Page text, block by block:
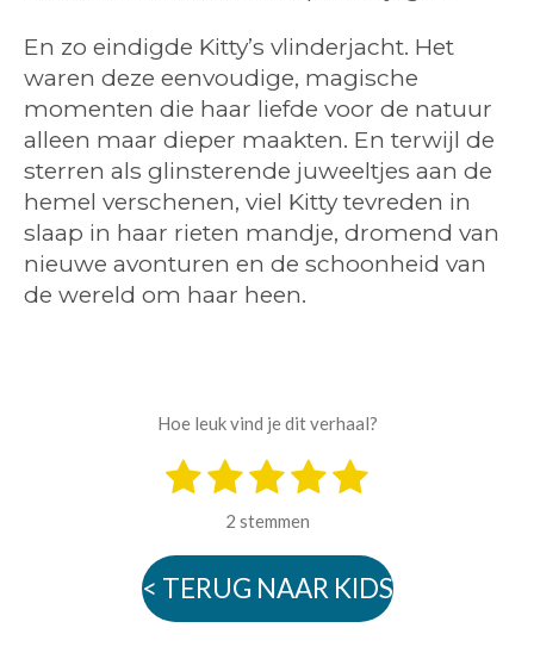
En zo eindigde Kitty’s vlinderjacht. Het
waren deze eenvoudige, magische
momenten die haar liefde voor de natuur
alleen maar dieper maakten. En terwijl de
sterren als glinsterende juweeltjes aan de
hemel verschenen, viel Kitty tevreden in
slaap in haar rieten mandje, dromend van
nieuwe avonturen en de schoonheid van
de wereld om haar heen.
Hoe leuk vind je dit verhaal?
1
t
e
r
2
t
e
r
3
s
t
e
r
4
s
t
e
r
5
t
e
r
m
e
n
2 stemmen
< TERUG NAAR KIDS